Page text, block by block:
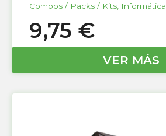
Combos / Packs / Kits, Informática
9,75 €
VER MÁS